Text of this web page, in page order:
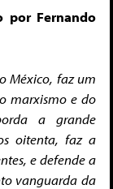
por Fernando
México, faz um
marxismo e do
a grande
oitenta, faz a
e defende a
vanguarda da